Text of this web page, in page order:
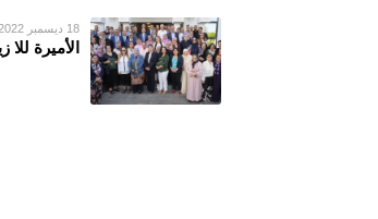
18 ديسمبر 2022
الأمیرة